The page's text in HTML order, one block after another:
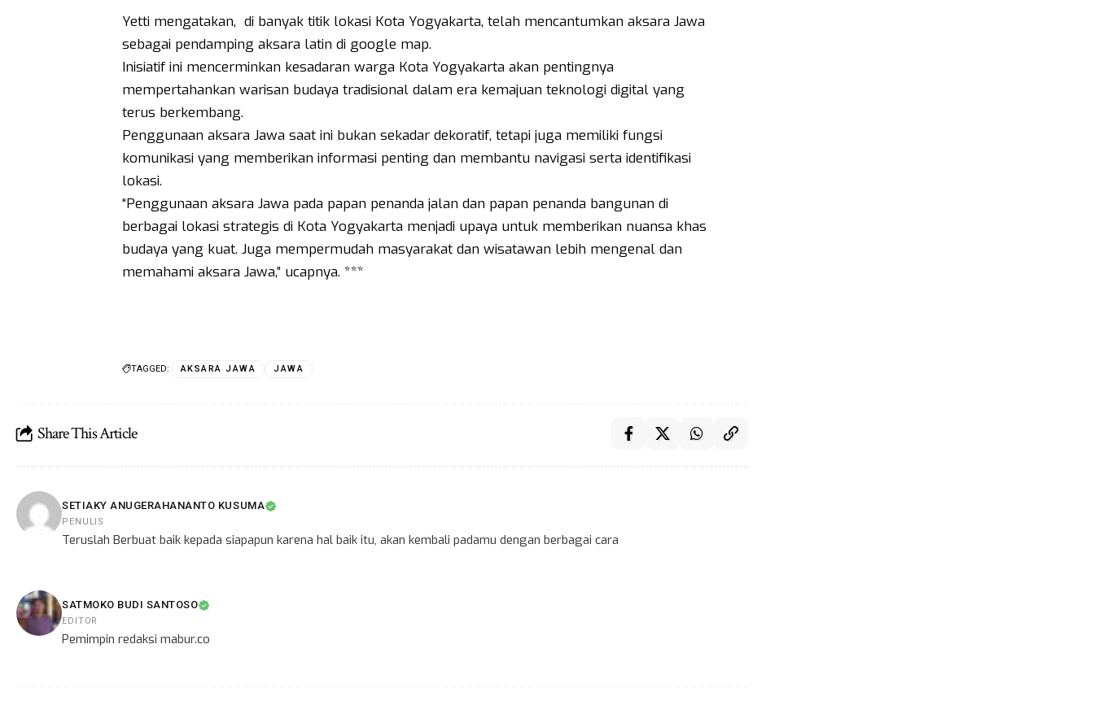
Yetti mengatakan, di banyak titik lokasi Kota Yogyakarta, telah mencantumkan aksara Jawa
sebagai pendamping aksara latin di google map.
Inisiatif ini mencerminkan kesadaran warga Kota Yogyakarta akan pentingnya
mempertahankan warisan budaya tradisional dalam era kemajuan teknologi digital yang
terus berkembang.
Penggunaan aksara Jawa saat ini bukan sekadar dekoratif, tetapi juga memiliki fungsi
komunikasi yang memberikan informasi penting dan membantu navigasi serta identifikasi
lokasi.
“Penggunaan aksara Jawa pada papan penanda jalan dan papan penanda bangunan di
berbagai lokasi strategis di Kota Yogyakarta menjadi upaya untuk memberikan nuansa khas
budaya yang kuat. Juga mempermudah masyarakat dan wisatawan lebih mengenal dan
memahami aksara Jawa,” ucapnya. ***
TAGGED: AKSARA JAWA JAWA
Share This Article
SETIAKY ANUGERAHANANTO KUSUMA
PENULIS
Teruslah Berbuat baik kepada siapapun karena hal baik itu, akan kembali padamu dengan berbagai cara
SATMOKO BUDI SANTOSO
EDITOR
Pemimpin redaksi mabur.co